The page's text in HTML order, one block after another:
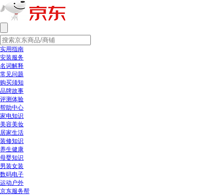
实用指南
安装服务
名词解释
常见问题
购买须知
品牌故事
评测体验
帮助中心
家电知识
美容美妆
居家生活
装修知识
养生健康
母婴知识
男装女装
数码电子
运动户外
京东服务帮